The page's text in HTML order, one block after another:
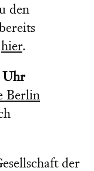
den
hier.
Uhr
Berlin
der